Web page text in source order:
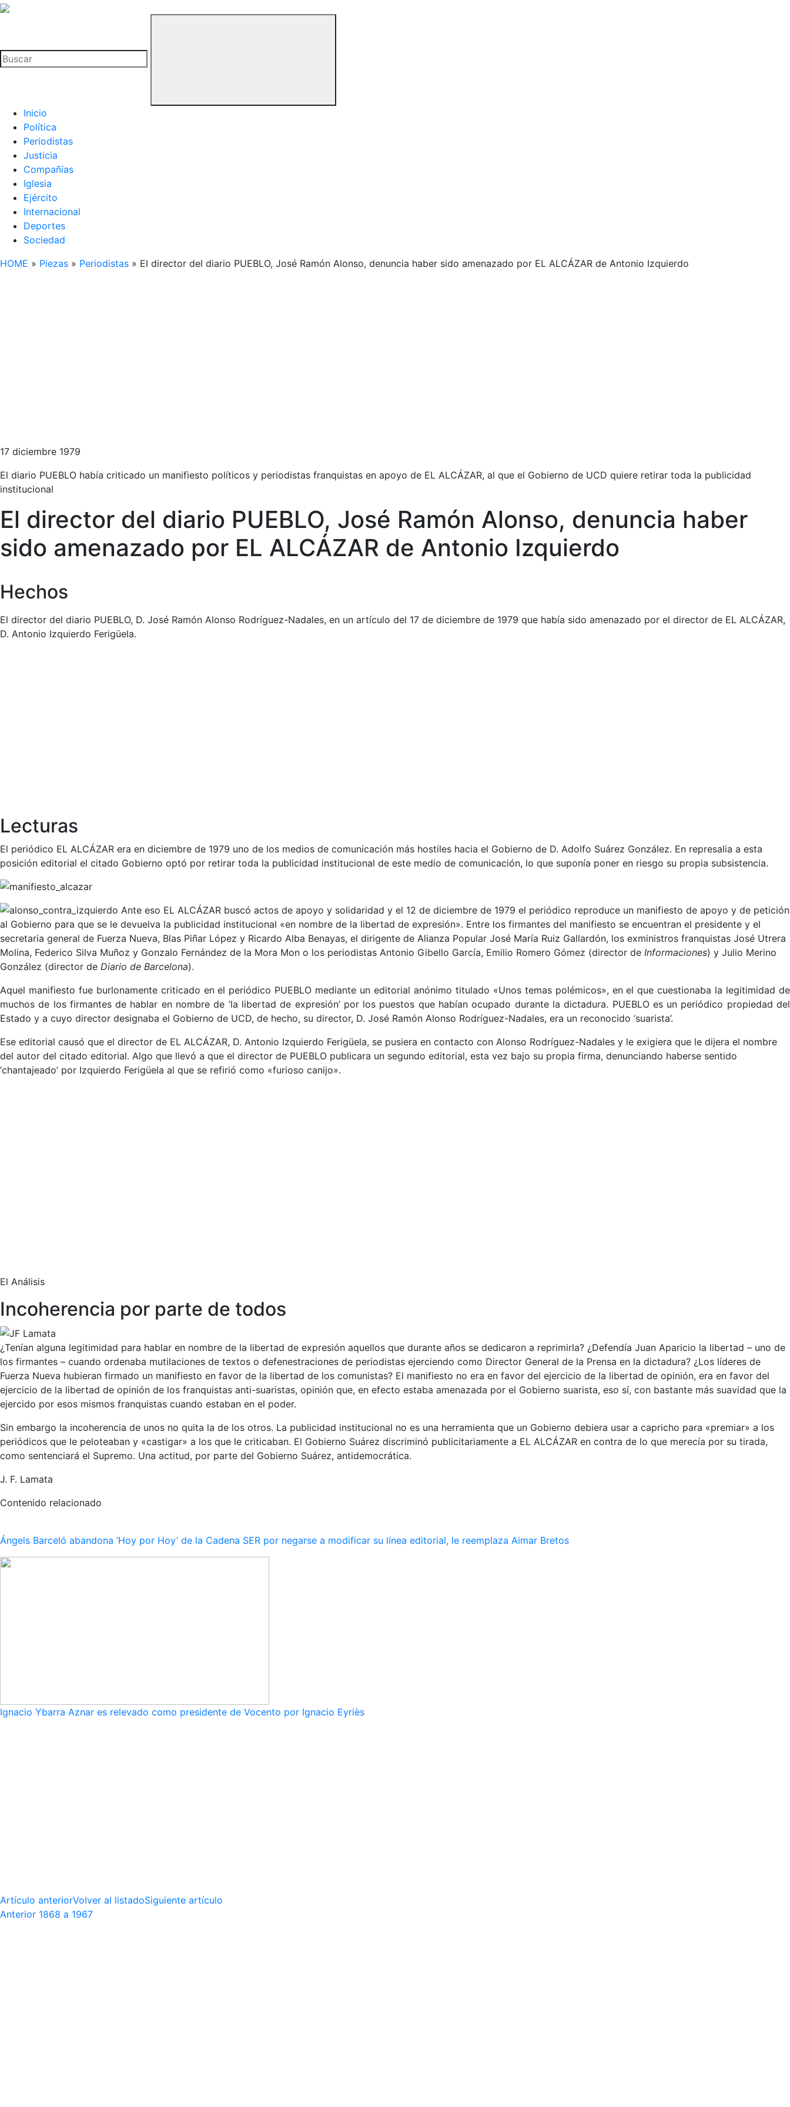
La
Buitre
Inicio
Política
Periodistas
Justicia
Compañías
Iglesia
Ejército
Internacional
Deportes
Sociedad
HOME » Piezas » Periodistas » El director del diario PUEBLO, José Ramón Alonso, denuncia haber sido amenazado por EL ALCÁZAR de Antonio Izquierdo
17 diciembre 1979
El diario PUEBLO había criticado un manifiesto políticos y periodistas franquistas en apoyo de EL ALCÁZAR, al que el Gobierno de UCD quiere retirar toda la publicidad
institucional
El director del diario PUEBLO, José Ramón Alonso, denuncia haber
sido amenazado por EL ALCÁZAR de Antonio Izquierdo
Hechos
El director del diario PUEBLO, D. José Ramón Alonso Rodríguez-Nadales, en un artículo del 17 de diciembre de 1979 que había sido amenazado por el director de EL ALCÁZAR,
D. Antonio Izquierdo Ferigüela.
Lecturas
El periódico EL ALCÁZAR era en diciembre de 1979 uno de los medios de comunicación más hostiles hacia el Gobierno de D. Adolfo Suárez González. En represalia a esta
posición editorial el citado Gobierno optó por retirar toda la publicidad institucional de este medio de comunicación, lo que suponía poner en riesgo su propia subsistencia.
Ante eso EL ALCÁZAR buscó actos de apoyo y solidaridad y el 12 de diciembre de 1979 el periódico reproduce un manifiesto de apoyo y de petición
al Gobierno para que se le devuelva la publicidad institucional «en nombre de la libertad de expresión». Entre los firmantes del manifiesto se encuentran el presidente y el
secretaria general de Fuerza Nueva, Blas Piñar López y Ricardo Alba Benayas, el dirigente de Alianza Popular José María Ruiz Gallardón, los exministros franquistas José Utrera
Molina, Federico Silva Muñoz y Gonzalo Fernández de la Mora Mon o los periodistas Antonio Gibello García, Emilio Romero Gómez (director de Informaciones) y Julio Merino
González (director de Diario de Barcelona).
Aquel manifiesto fue burlonamente criticado en el periódico PUEBLO mediante un editorial anónimo titulado «Unos temas polémicos», en el que cuestionaba la legitimidad de
muchos de los firmantes de hablar en nombre de ‘la libertad de expresión’ por los puestos que habían ocupado durante la dictadura. PUEBLO es un periódico propiedad del
Estado y a cuyo director designaba el Gobierno de UCD, de hecho, su director, D. José Ramón Alonso Rodríguez-Nadales, era un reconocido ‘suarista’.
Ese editorial causó que el director de EL ALCÁZAR, D. Antonio Izquierdo Ferigüela, se pusiera en contacto con Alonso Rodríguez-Nadales y le exigiera que le dijera el nombre
del autor del citado editorial. Algo que llevó a que el director de PUEBLO publicara un segundo editorial, esta vez bajo su propia firma, denunciando haberse sentido
‘chantajeado’ por Izquierdo Ferigüela al que se refirió como «furioso canijo».
El Análisis
Incoherencia por parte de todos
¿Tenían alguna legitimidad para hablar en nombre de la libertad de expresión aquellos que durante años se dedicaron a reprimirla? ¿Defendía Juan Aparicio la libertad – uno de
los firmantes – cuando ordenaba mutilaciones de textos o defenestraciones de periodistas ejerciendo como Director General de la Prensa en la dictadura? ¿Los líderes de
Fuerza Nueva hubieran firmado un manifiesto en favor de la libertad de los comunistas? El manifiesto no era en favor del ejercicio de la libertad de opinión, era en favor del
ejercicio de la libertad de opinión de los franquistas anti-suaristas, opinión que, en efecto estaba amenazada por el Gobierno suarista, eso sí, con bastante más suavidad que la
ejercido por esos mismos franquistas cuando estaban en el poder.
Sin embargo la incoherencia de unos no quita la de los otros. La publicidad institucional no es una herramienta que un Gobierno debiera usar a capricho para «premiar» a los
periódicos que le peloteaban y «castigar» a los que le criticaban. El Gobierno Suárez discriminó publicitariamente a EL ALCÁZAR en contra de lo que merecía por su tirada,
como sentenciará el Supremo. Una actitud, por parte del Gobierno Suárez, antidemocrática.
J. F. Lamata
Contenido relacionado
Ángels Barceló abandona ‘Hoy por Hoy’ de la Cadena SER por negarse a modificar su línea editorial, le reemplaza Aimar Bretos
Ignacio Ybarra Aznar es relevado como presidente de Vocento por Ignacio Eyriès
Artículo anteriorVolver al listadoSiguiente artículo
Anterior 1868 a 1967